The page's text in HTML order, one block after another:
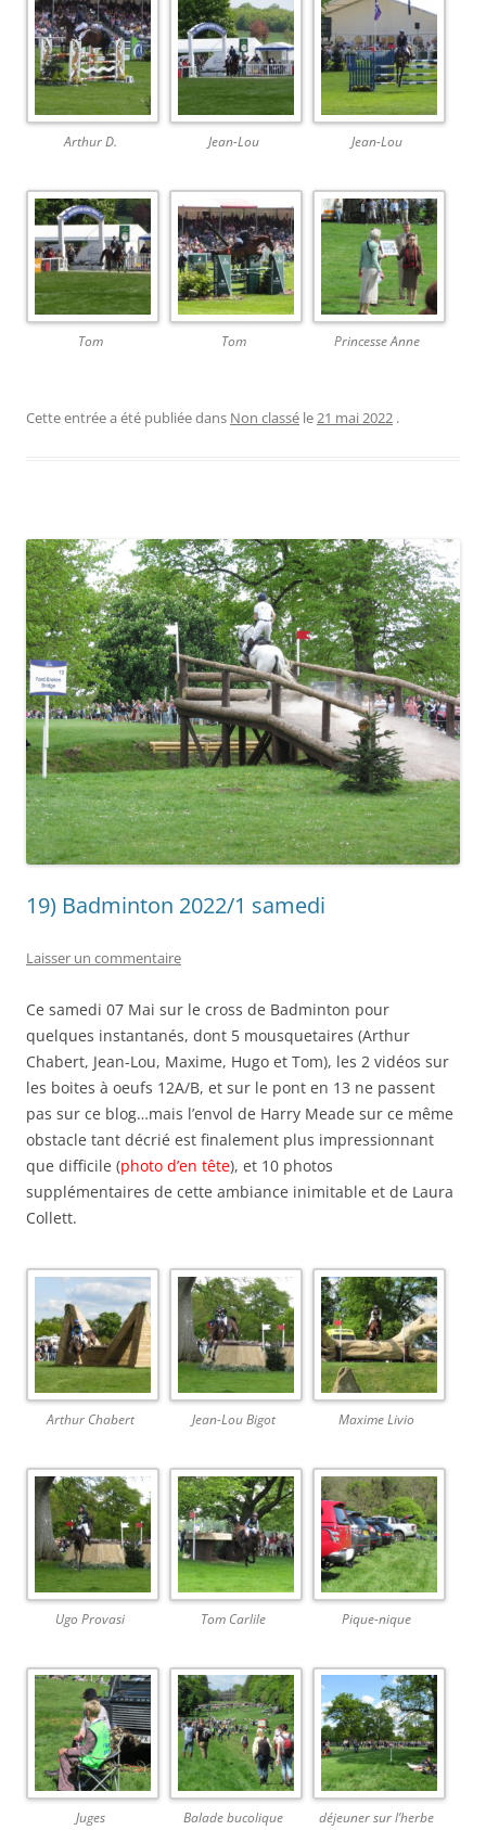
Arthur D. Jean-Lou Jean-Lou
Tom Tom Princesse Anne
Cette entrée a été publiée dans Non classé le21 mai 2022 .
19) Badminton 2022/1 samedi
Laisser un commentaire
Ce samedi 07 Mai sur le cross de Badminton pour
quelques instantanés, dont 5 mousquetaires (Arthur
Chabert, Jean-Lou, Maxime, Hugo et Tom), les 2 vidéos sur
les boites à oeufs 12A/B, et sur le pont en 13 ne passent
pas sur ce blog…mais l’envol de Harry Meade sur ce même
obstacle tant décrié est finalement plus impressionnant
que difficile (photo d’en tête), et 10 photos
supplémentaires de cette ambiance inimitable et de Laura
Collett.
Arthur Chabert Jean-Lou Bigot Maxime Livio
Ugo Provasi Tom Carlile Pique-nique
Juges Balade bucolique déjeuner sur l’herbe